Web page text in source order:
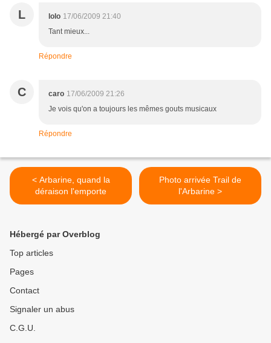
L lolo 17/06/2009 21:40
Tant mieux...
Répondre
C caro 17/06/2009 21:26
Je vois qu'on a toujours les mêmes gouts musicaux
Répondre
< Arbarine, quand la
déraison l'emporte
Photo arrivée Trail de
l'Arbarine >
Hébergé par Overblog
Top articles
Pages
Contact
Signaler un abus
C.G.U.